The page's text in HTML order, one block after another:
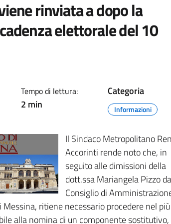
rinviata a dopo la
elettorale del 10
Tempo di lettura:
2 min
Categoria
Informazioni
Il Sindaco Metropolitano
Accorinti rende noto che, in
seguito alle dimissioni della
dott.ssa Mariangela Pizzo
Consiglio di
Messina, ritiene necessario procedere nel più
alla nomina di un componente sostitutivo,